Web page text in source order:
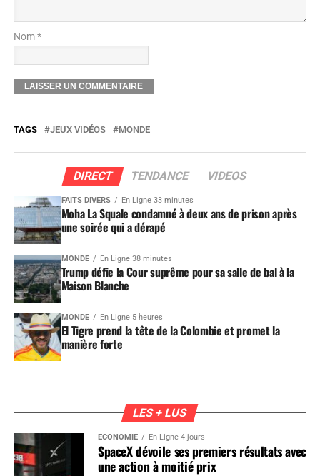
Nom *
TAGS JEUX VIDÉOS MONDE
DIRECT TENDANCE VIDEOS
FAITS DIVERS En Ligne 33 minutes
Moha La Squale condamné à deux ans de prison après
une soirée qui a dérapé
MONDE En Ligne 38 minutes
Trump défie la Cour suprême pour sa salle de bal à la
Maison Blanche
MONDE En Ligne 5 heures
El Tigre prend la tête de la Colombie et promet la
manière forte
LES + LUS
ÉCONOMIE En Ligne 4 jours
SpaceX dévoile ses premiers résultats avec
une action à moitié prix